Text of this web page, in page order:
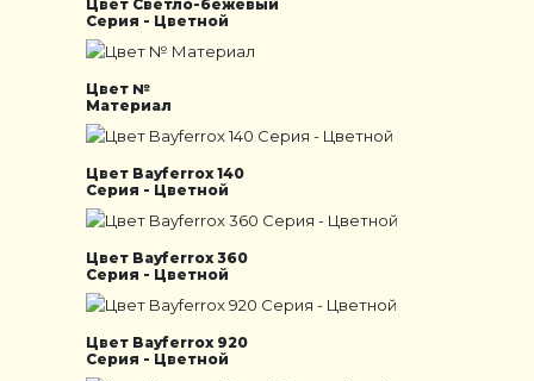
Цвет Светло-бежевый
Серия - Цветной
Цвет №
Материал
Цвет Bayferrox 140
Серия - Цветной
Цвет Bayferrox 360
Серия - Цветной
Цвет Bayferrox 920
Серия - Цветной